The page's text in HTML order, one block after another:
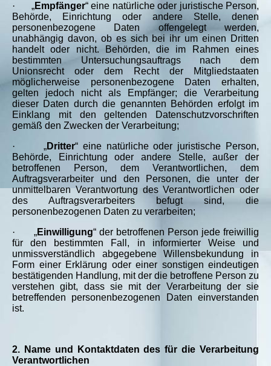
· „Empfänger“ eine natürliche oder juristische Person,
Behörde, Einrichtung oder andere Stelle, denen
personenbezogene Daten offengelegt werden,
unabhängig davon, ob es sich bei ihr um einen Dritten
handelt oder nicht. Behörden, die im Rahmen eines
bestimmten Untersuchungsauftrags nach dem
Unionsrecht oder dem Recht der Mitgliedstaaten
möglicherweise personenbezogene Daten erhalten,
gelten jedoch nicht als Empfänger; die Verarbeitung
dieser Daten durch die genannten Behörden erfolgt im
Einklang mit den geltenden Datenschutzvorschriften
gemäß den Zwecken der Verarbeitung;
· „Dritter“ eine natürliche oder juristische Person,
Behörde, Einrichtung oder andere Stelle, außer der
betroffenen Person, dem Verantwortlichen, dem
Auftragsverarbeiter und den Personen, die unter der
unmittelbaren Verantwortung des Verantwortlichen oder
des Auftragsverarbeiters befugt sind, die
personenbezogenen Daten zu verarbeiten;
· „Einwilligung“ der betroffenen Person jede freiwillig
für den bestimmten Fall, in informierter Weise und
unmissverständlich abgegebene Willensbekundung in
Form einer Erklärung oder einer sonstigen eindeutigen
bestätigenden Handlung, mit der die betroffene Person zu
verstehen gibt, dass sie mit der Verarbeitung der sie
betreffenden personenbezogenen Daten einverstanden
ist.
2. Name und Kontaktdaten des für die Verarbeitung
Verantwortlichen